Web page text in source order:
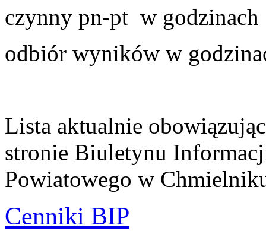
czynny pn-pt w godzinach
odbiór wyników w
Lista aktualnie
stronie Biuletynu
Powiatowego w
Cenniki BIP